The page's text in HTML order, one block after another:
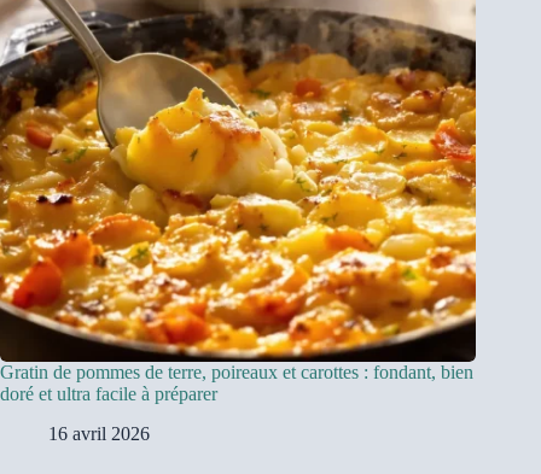
Gratin de pommes de terre, poireaux et carottes : fondant, bien
doré et ultra facile à préparer
16 avril 2026